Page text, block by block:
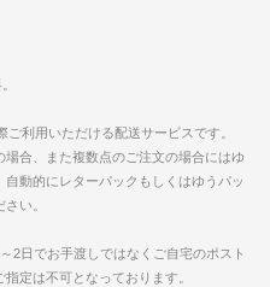
利用いただける配送サービスです。
場合、また複数点のご注文の場合にはゆ
動的にレターパックもしくはゆうパッ
い。
2日でお手渡しではなくご自宅のポスト
定は不可となっております。